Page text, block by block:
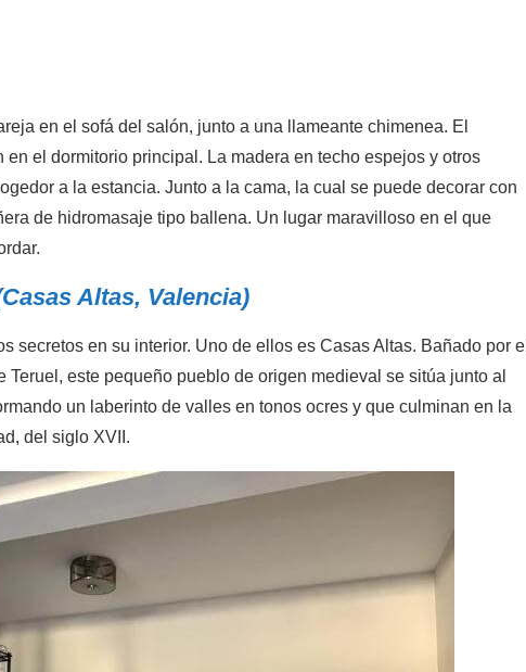
en el sofá del salón, junto a una llameante chimenea. El
el dormitorio principal. La madera en techo espejos y otros
a la estancia. Junto a la cama, la cual se puede decorar con
de hidromasaje tipo ballena. Un lugar maravilloso en el que
Altas, Valencia)
secretos en su interior. Uno de ellos es Casas Altas. Bañado por el
este pequeño pueblo de origen medieval se sitúa junto al
un laberinto de valles en tonos ocres y que culminan en la
del siglo XVII.